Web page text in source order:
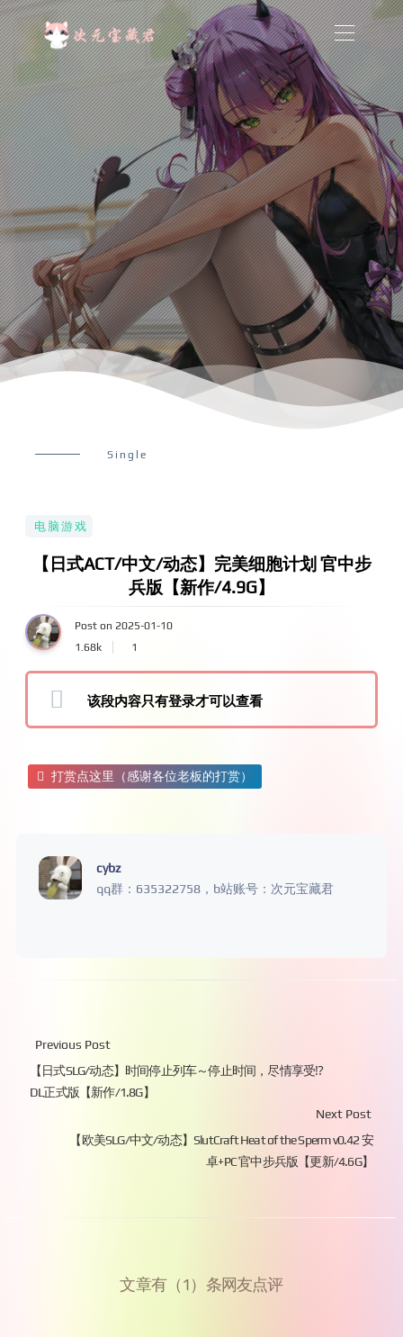
Single
电脑游戏
【日式ACT/中文/动态】完美细胞计划 官中步
兵版【新作/4.9G】
Post on 2025-01-10
1.68k
1
该段内容只有登录才可以查看
打赏点这里（感谢各位老板的打赏）
cybz
qq群：635322758，b站账号：次元宝藏君
Previous Post
【日式SLG/动态】时间停止列车～停止时间，尽情享受⁉
DL正式版【新作/1.8G】
Next Post
【欧美SLG/中文/动态】SlutCraft Heat of the Sperm v0.42 安
卓+PC 官中步兵版【更新/4.6G】
文章有（1）条网友点评